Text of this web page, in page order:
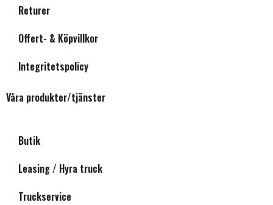
Returer
Offert- & Köpvillkor
Integritetspolicy
Våra produkter/tjänster
Butik
Leasing / Hyra truck
Truckservice